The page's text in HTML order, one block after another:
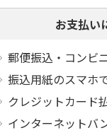
お支払い
郵便振込・コンビ
振込用紙のスマホ
クレジットカード
インターネットバ